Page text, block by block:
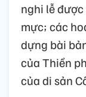
nghi lễ
mực; các
dựng bài
của Thiền
của di sản